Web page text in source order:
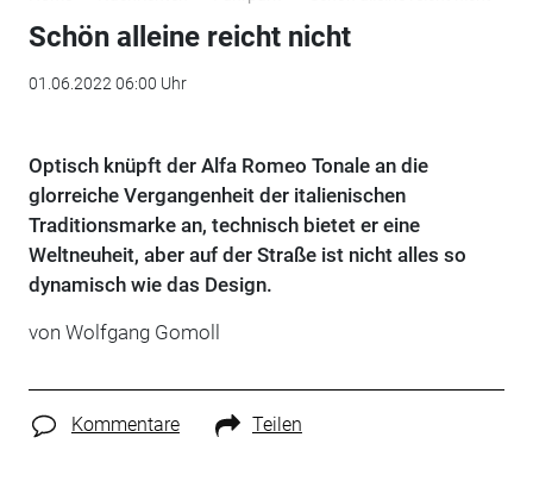
Schön alleine reicht nicht
01.06.2022 06:00 Uhr
Optisch knüpft der Alfa Romeo Tonale an die
glorreiche Vergangenheit der italienischen
Traditionsmarke an, technisch bietet er eine
Weltneuheit, aber auf der Straße ist nicht alles so
dynamisch wie das Design.
von Wolfgang Gomoll
Kommentare Teilen